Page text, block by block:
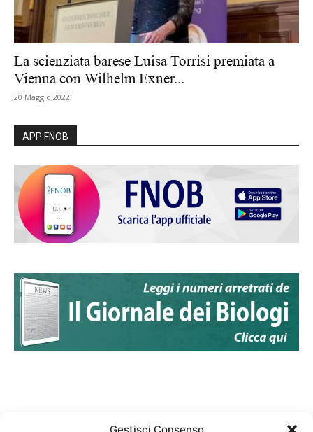
La scienziata barese Luisa Torrisi premiata a
Vienna con Wilhelm Exner...
20 Maggio 2022
APP FNOB